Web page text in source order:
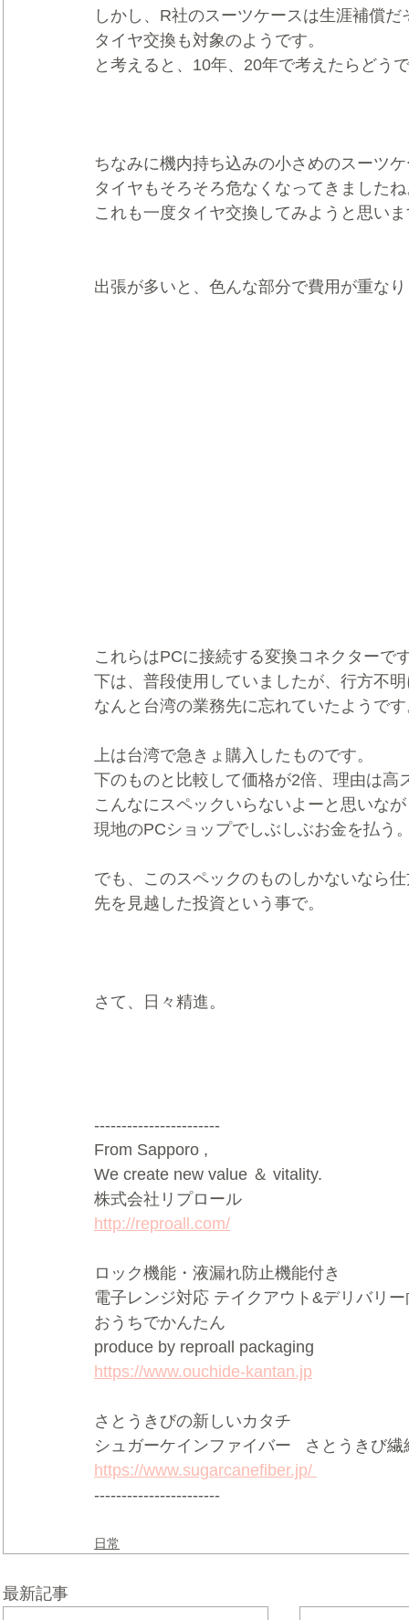
しかし、R社のスーツケースは生涯補償だ
タイヤ交換も対象のようです。
と考えると、10年、20年で考えたらどう
ちなみに機内持ち込みの小さめのスーツ
タイヤもそろそろ危なくなってきました
これも一度タイヤ交換してみようと思い
出張が多いと、色んな部分で費用が重な
これらはPCに接続する変換コネクターで
下は、普段使用していましたが、行方不
なんと台湾の業務先に忘れていたようで
上は台湾で急きょ購入したものです。
下のものと比較して価格が2倍、理由は高
こんなにスペックいらないよーと思いな
現地のPCショップでしぶしぶお金を払う
でも、このスペックのものしかないなら
先を見越した投資という事で。
さて、日々精進。
-----------------------
From Sapporo ,
We create new value ＆ vitality.
株式会社リプロール
http://reproall.com/
ロック機能・液漏れ防止機能付き
電子レンジ対応 テイクアウト&デリバ
おうちでかんたん
produce by reproall packaging
https://www.ouchide-kantan.jp
さとうきびの新しいカタチ
シュガーケインファイバー   さとうきび
https://www.sugarcanefiber.jp/
-----------------------
日常
最新記事